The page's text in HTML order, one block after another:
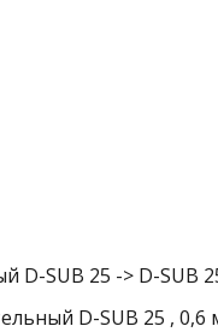
D-SUB 25 -> D-SUB
D-SUB 25 ,